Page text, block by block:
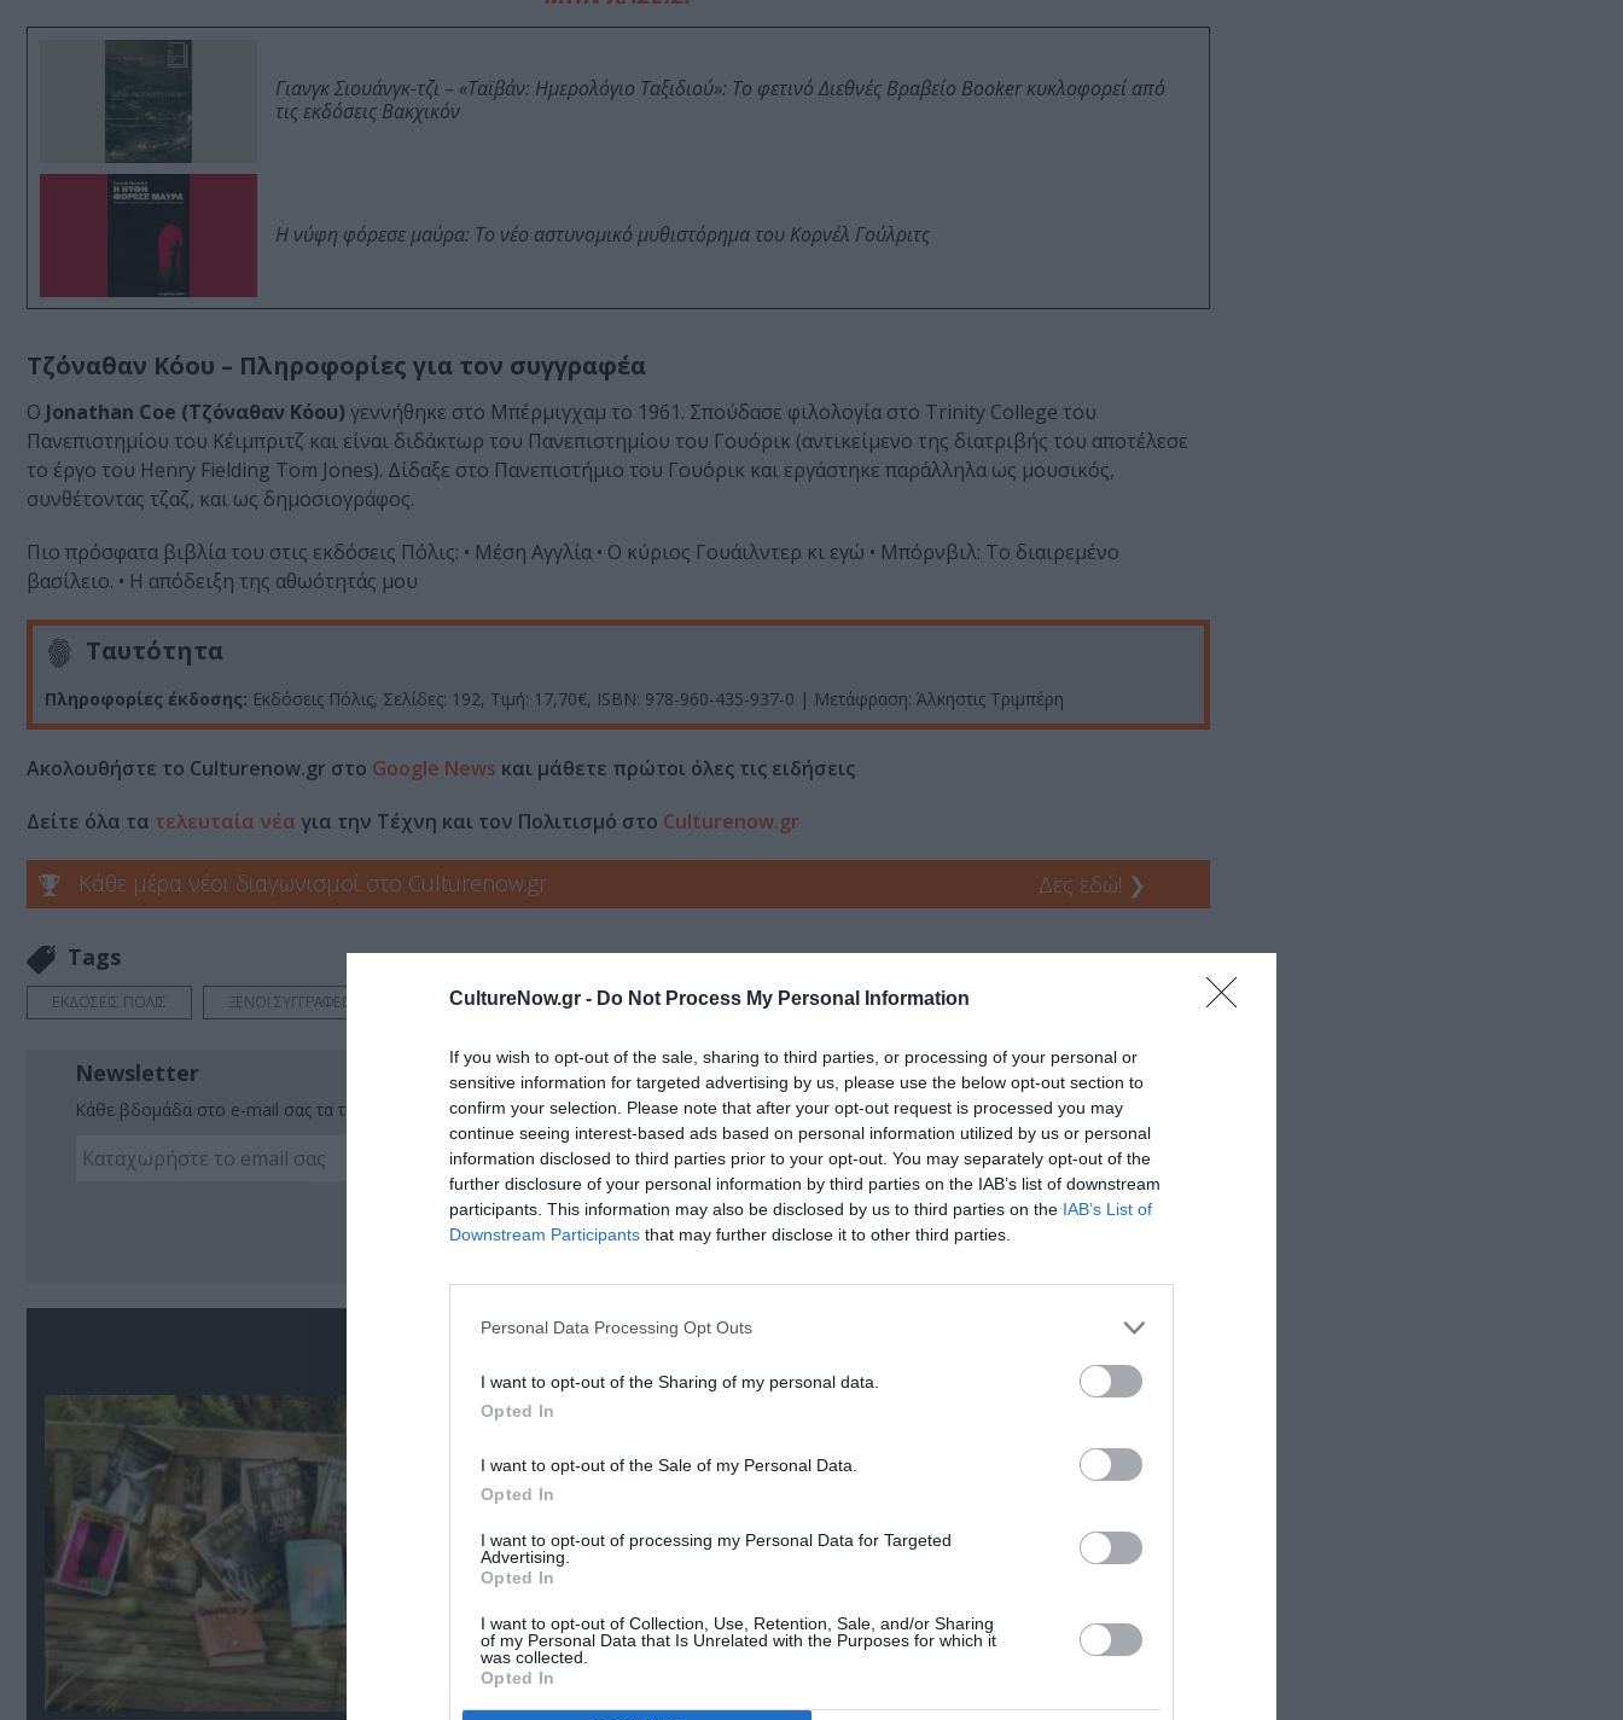
CultureNow.gr - Do Not Process My Personal Information
If you wish to opt-out of the sale, sharing to third parties, or processing of your personal or
sensitive information for targeted advertising by us, please use the below opt-out section to
confirm your selection. Please note that after your opt-out request is processed you may
continue seeing interest-based ads based on personal information utilized by us or personal
information disclosed to third parties prior to your opt-out. You may separately opt-out of the
further disclosure of your personal information by third parties on the IAB’s list of downstream
participants. This information may also be disclosed by us to third parties on the IAB’s List of
Downstream Participants that may further disclose it to other third parties.
Personal Data Processing Opt Outs
I want to opt-out of the Sharing of my personal data.
Opted In
I want to opt-out of the Sale of my Personal Data.
Opted In
I want to opt-out of processing my Personal Data for Targeted
Advertising.
Opted In
I want to opt-out of Collection, Use, Retention, Sale, and/or Sharing
of my Personal Data that Is Unrelated with the Purposes for which it
was collected.
Opted In
Γιανγκ Σιουάνγκ-τζι – «Ταϊβάν: Ημερολόγιο Ταξιδιού»: Το φετινό Διεθνές Βραβείο Booker κυκλοφορεί από
τις εκδόσεις Βακχικόν
Η νύφη φόρεσε μαύρα: Το νέο αστυνομικό μυθιστόρημα του Κορνέλ Γούλριτς
Τζόναθαν Κόου – Πληροφορίες για τον συγγραφέα
O Jonathan Coe (Τζόναθαν Κόου) γεννήθηκε στο Μπέρμιγχαμ το 1961. Σπούδασε φιλολογία στο Trinity College του
Πανεπιστημίου του Κέιμπριτζ και είναι διδάκτωρ του Πανεπιστημίου του Γουόρικ (αντικείμενο της διατριβής του αποτέλεσε
το έργο του Henry Fielding Tom Jones). Δίδαξε στο Πανεπιστήμιο του Γουόρικ και εργάστηκε παράλληλα ως μουσικός,
συνθέτοντας τζαζ, και ως δημοσιογράφος.
Πιο πρόσφατα βιβλία του στις εκδόσεις Πόλις: • Μέση Αγγλία • Ο κύριος Γουάιλντερ κι εγώ • Μπόρνβιλ: Το διαιρεμένο
βασίλειο. • H απόδειξη της αθωότητάς μου
Ταυτότητα
Πληροφορίες έκδοσης: Εκδόσεις Πόλις, Σελίδες: 192, Τιμή: 17,70€, ISBN: 978-960-435-937-0 | Μετάφραση: Άλκηστις Τριμπέρη
Ακολουθήστε το Culturenow.gr στο Google News και μάθετε πρώτοι όλες τις ειδήσεις
Δείτε όλα τα τελευταία νέα για την Τέχνη και τον Πολιτισμό στο Culturenow.gr
Κάθε μέρα νέοι διαγωνισμοί στο Culturenow.gr Δες εδώ! ❯
Tags
ΕΚΔΟΣΕΙΣ ΠΟΛΙΣ ΞΕΝΟΙ ΣΥΓΓΡΑΦΕΙΣ ΠΕΖΟΓΡΑΦΙΑ
Newsletter
Κάθε βδομάδα στο e-mail σας τα τελευταία νέα για την Τέχνη και τον Πολιτισμό!
Ακολουθήστε το Culturenow.gr
Σχετικά Άρθρα